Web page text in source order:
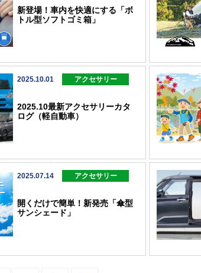
新登場！車内を快適にする「ボ
トル型ソフトゴミ箱」
2025.10.01 アクセサリー
2025.10最新アクセサリーカタ
ログ（軽自動車）
2025.07.14 アクセサリー
開くだけで簡単！新発売「傘型
サンシェード」